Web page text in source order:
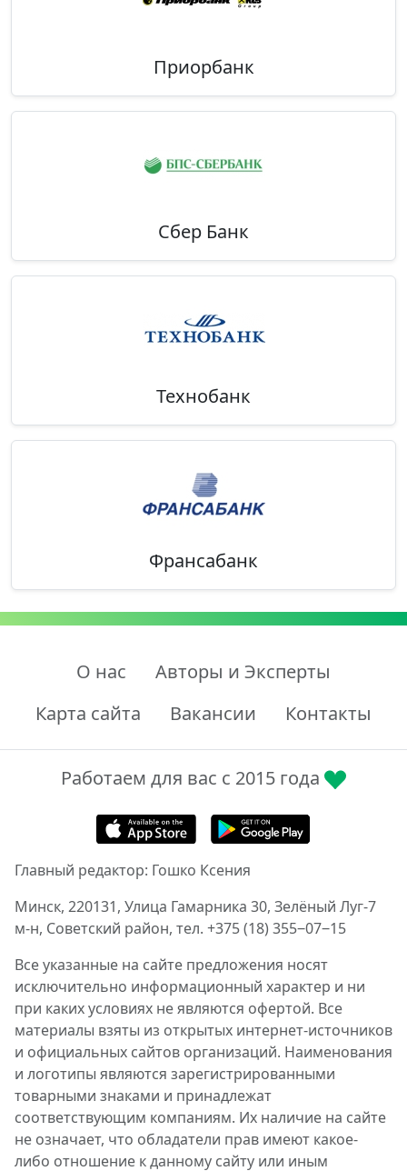
Приорбанк
Сбер Банк
Технобанк
Франсабанк
О нас
Авторы и Эксперты
Карта сайта
Вакансии Контакты
Работаем для вас с 2015 года
Главный редактор: Гошко Ксения
Минск, 220131, Улица Гамарника 30, Зелёный Луг-7
м-н, Советский район, тел. +375 (18) 355‒07‒15
Все указанные на сайте предложения носят
исключительно информационный характер и ни
при каких условиях не являются офертой. Все
материалы взяты из открытых интернет-источников
и официальных сайтов организаций. Наименования
и логотипы являются зарегистрированными
товарными знаками и принадлежат
соответствующим компаниям. Их наличие на сайте
не означает, что обладатели прав имеют какое-
либо отношение к данному сайту или иным